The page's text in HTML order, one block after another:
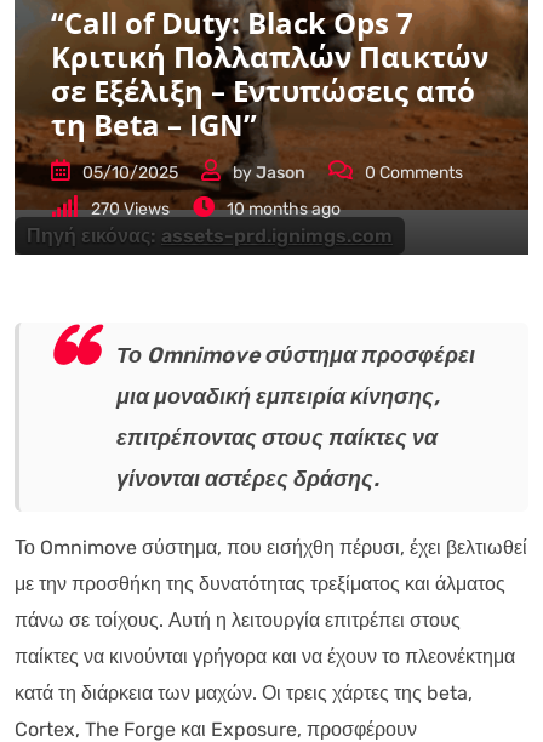
Πηγή εικόνας: assets-prd.ignimgs.com
“Call of Duty: Black Ops 7
Κριτική Πολλαπλών Παικτών
σε Εξέλιξη – Εντυπώσεις από
τη Beta – IGN”
05/10/2025 byJason 0 Comments
270Views 10 months ago
Το Omnimove σύστημα προσφέρει
μια μοναδική εμπειρία κίνησης,
επιτρέποντας στους παίκτες να
γίνονται αστέρες δράσης.
Το Omnimove σύστημα, που εισήχθη πέρυσι, έχει βελτιωθεί
με την προσθήκη της δυνατότητας τρεξίματος και άλματος
πάνω σε τοίχους. Αυτή η λειτουργία επιτρέπει στους
παίκτες να κινούνται γρήγορα και να έχουν το πλεονέκτημα
κατά τη διάρκεια των μαχών. Οι τρεις χάρτες της beta,
Cortex, The Forge και Exposure, προσφέρουν